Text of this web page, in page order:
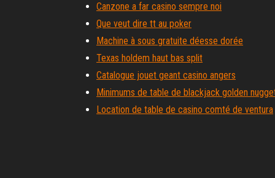
Canzone a far casino sempre noi
Que veut dire tt au poker
Machine à sous gratuite déesse dorée
Texas holdem haut bas split
Catalogue jouet geant casino angers
Minimums de table de blackjack golden
Location de table de casino comté de ventura